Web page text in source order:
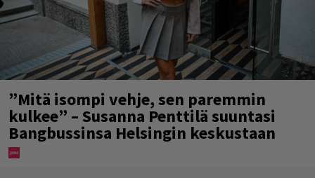
”Mitä isompi vehje, sen paremmin
kulkee” – Susanna Penttilä suuntasi
Bangbussinsa Helsingin keskustaan